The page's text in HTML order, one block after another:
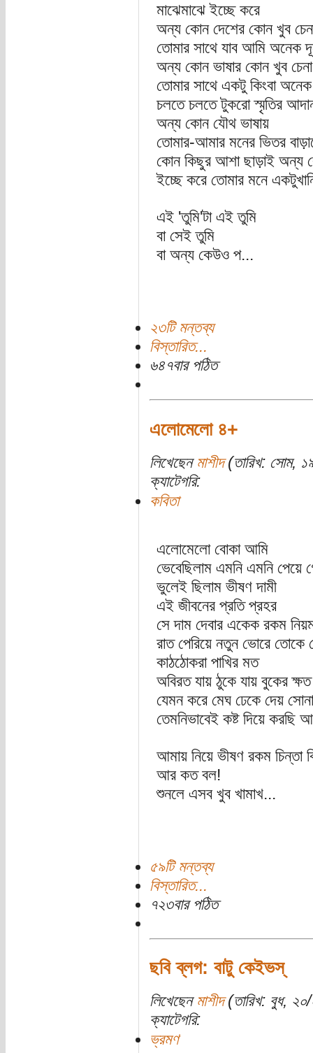
মাঝেমাঝে ইচ্ছে করে
অন্য কোন দেশের কোন খুব
তোমার সাথে যাব আমি অনেক
অন্য কোন ভাষার কোন খুব
তোমার সাথে একটু কিংবা অনেক
চলতে চলতে টুকরো স্মৃতির
অন্য কোন যৌথ ভাষায়
তোমার-আমার মনের ভিতর
কোন কিছুর আশা ছাড়াই অন্য
ইচ্ছে করে তোমার মনে
এই 'তুমি'টা এই তুমি
বা সেই তুমি
বা অন্য কেউও প...
২৩টি মন্তব্য
বিস্তারিত...
৬৪৭বার পঠিত
এলোমেলো ৪+
লিখেছেন মাশীদ(তারিখ: সোম,
ক্যাটেগরি:
কবিতা
এলোমেলো বোকা আমি
ভেবেছিলাম এমনি এমনি পেয়ে
ভুলেই ছিলাম ভীষণ দামী
এই জীবনের প্রতি প্রহর
সে দাম দেবার একেক রকম
রাত পেরিয়ে নতুন ভোরে তোকে
কাঠঠোকরা পাখির মত
অবিরত যায় ঠুকে যায় বুকের ক্ষত
যেমন করে মেঘ ঢেকে দেয়
তেমনিভাবেই কষ্ট দিয়ে করছি
আমায় নিয়ে ভীষণ রকম চিন্তা
আর কত বল!
শুনলে এসব খুব খামাখ...
৫৯টি মন্তব্য
বিস্তারিত...
৭২৩বার পঠিত
ছবি ব্লগ: বাটু কেইভস্
লিখেছেন মাশীদ(তারিখ: বুধ,
ক্যাটেগরি:
ভ্রমণ